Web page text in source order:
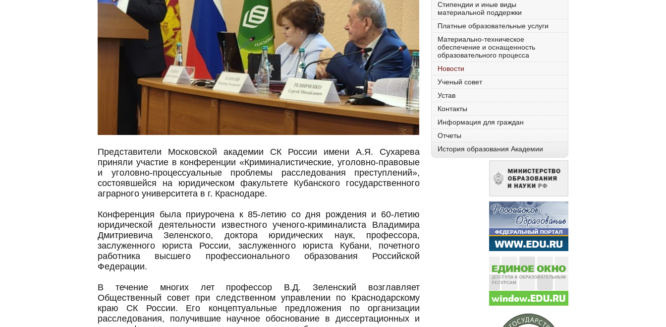
Стипендии и иные виды
материальной поддержки
Платные образовательные услуги
Материально-техническое
обеспечение и оснащенность
образовательного процесса
Новости
Ученый совет
Устав
Контакты
Информация для граждан
Отчеты
История образования Академии
Представители Московской академии СК России имени А.Я. Сухарева
приняли участие в конференции «Криминалистические, уголовно-правовые
и уголовно-процессуальные проблемы расследования преступлений»,
состоявшейся на юридическом факультете Кубанского государственного
аграрного университета в г. Краснодаре.
Конференция была приурочена к 85-летию со дня рождения и 60-летию
юридической деятельности известного ученого-криминалиста Владимира
Дмитриевича Зеленского, доктора юридических наук, профессора,
заслуженного юриста России, заслуженного юриста Кубани, почетного
работника высшего профессионального образования Российской
Федерации.
В течение многих лет профессор В.Д. Зеленский возглавляет
Общественный совет при следственном управлении по Краснодарскому
краю СК России. Его концептуальные предложения по организации
расследования, получившие научное обоснование в диссертационных и